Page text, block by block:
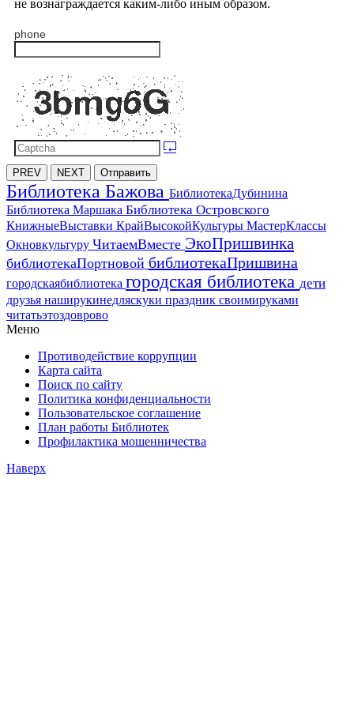
не вознаграждается каким-либо иным образом.
phone
PREV NEXT Отправить
Библиотека Бажова БиблиотекаДубинина
Библиотека Маршака Библиотека Островского
КнижныеВыставки КрайВысокойКультуры МастерКлассы
Окновкультуру ЧитаемВместе ЭкоПришвинка
библиотекаПортновой библиотекаПришвина
городскаябиблиотека городская библиотека дети
друзья наширукинедляскуки праздник своимируками
читатьэтоздоврово
Меню
Противодействие коррупции
Карта сайта
Поиск по сайту
Политика конфиденциальности
Пользовательское соглашение
План работы Библиотек
Профилактика мошенничества
Наверх